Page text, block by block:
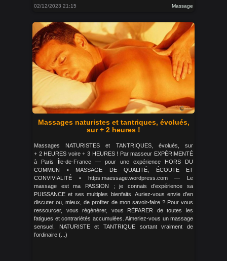
02/12/2023 21:15 Massage
Massages naturistes et tantriques, évolués,
sur + 2 heures !
Massages NATURISTES et TANTRIQUES, évolués, sur
+ 2 HEURES voire + 3 HEURES ! Par masseur EXPÉRIMENTÉ
à Paris Île-de-France — pour une expérience HORS DU
COMMUN • MASSAGE DE QUALITÉ, ÉCOUTE ET
CONVIVIALITÉ • https:maessage.wordpress.com — Le
massage est ma PASSION ; je connais d’expérience sa
PUISSANCE et ses multiples bienfaits. Auriez-vous envie d’en
discuter ou, mieux, de profiter de mon savoir-faire ? Pour vous
ressourcer, vous régénérer, vous RÉPARER de toutes les
fatigues et contrariétés accumulées. Aimeriez-vous un massage
sensuel, NATURISTE et TANTRIQUE sortant vraiment de
l’ordinaire (...)